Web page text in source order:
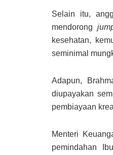
Selain itu,
mendorong
kesehatan,
seminimal
Adapun,
diupayakan
pembiayaan
Menteri
pemindahan